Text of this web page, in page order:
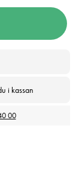
i kassan
00